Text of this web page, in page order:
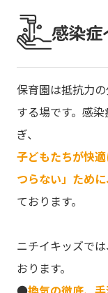
感染症
保育園は抵抗力
する場です。感
ぎ、
子どもたちが快
つらない」ため
ております。
ニチイキッズで
おります。